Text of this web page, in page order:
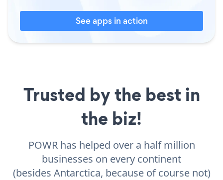
See apps in action
Trusted by the best in
the biz!
POWR has helped over a half million
businesses on every continent
(besides Antarctica, because of course not)